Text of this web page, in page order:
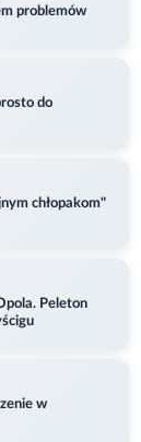
problemów
do
chłopakom"
Peleton
w